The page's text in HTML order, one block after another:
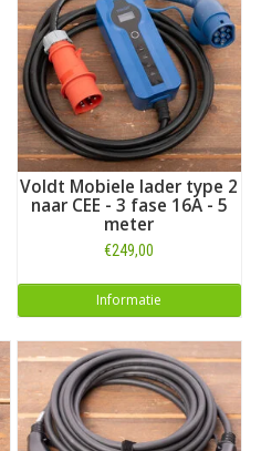
Voldt Mobiele lader type 2
naar CEE - 3 fase 16A - 5
meter
€249,00
Informatie